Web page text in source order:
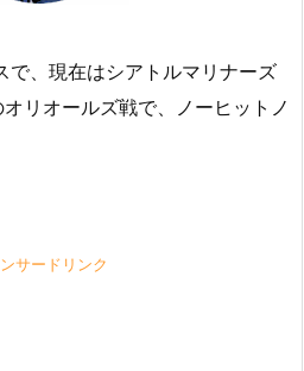
で、現在はシアトルマリナーズ
リオールズ戦で、ノーヒットノ
サードリンク